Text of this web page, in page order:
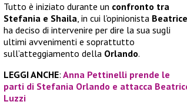
Tutto è iniziato durante un confronto tra
Stefania e Shaila, in cui l’opinionista Beatrice
ha deciso di intervenire per dire la sua sugli
ultimi avvenimenti e soprattutto
sull’atteggiamento della Orlando.
LEGGI ANCHE: Anna Pettinelli prende le
parti di Stefania Orlando e attacca
Luzzi